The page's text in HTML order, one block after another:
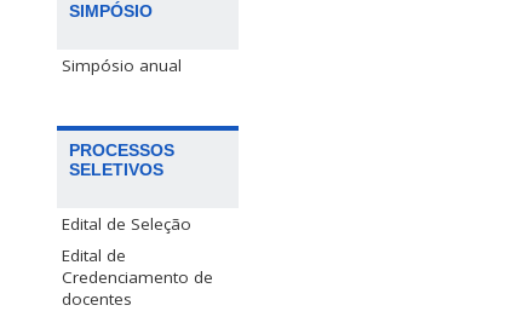
SIMPÓSIO
Simpósio anual
PROCESSOS
SELETIVOS
Edital de Seleção
Edital de
Credenciamento de
docentes